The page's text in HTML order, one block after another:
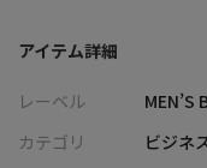
動きやすさと美しさを
レーヨンとナイロンの
ッチパンツ。レーヨン
アイテム詳細
レーベル
MEN’S
カテゴリ
ビジネ